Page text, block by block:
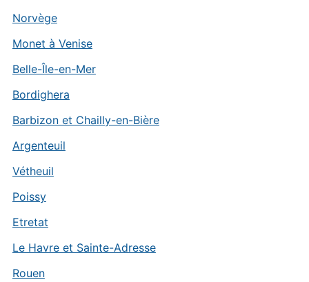
Norvège
Monet à Venise
Belle-Île-en-Mer
Bordighera
Barbizon et Chailly-en-Bière
Argenteuil
Vétheuil
Poissy
Etretat
Le Havre et Sainte-Adresse
Rouen